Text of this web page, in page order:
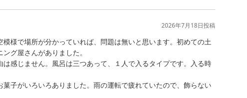
2026年7月18日投稿
様で場所が分かっていれば、問題は無いと思います。初めての土
グ屋さんがありました。
感じません。風呂は三つあって、１人で入るタイプです。入る時
子がいろいろありました。雨の運転で疲れていたので、飾らない